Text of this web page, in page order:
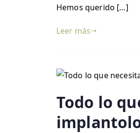
Hemos querido […]
Leer más
Todo lo